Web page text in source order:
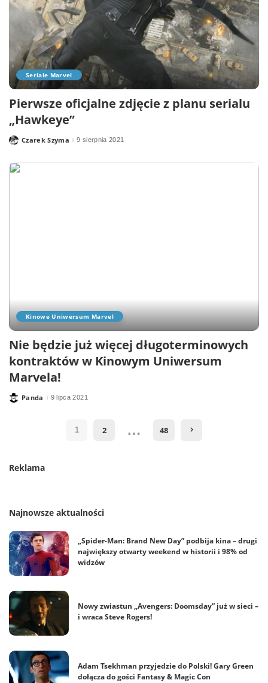
Seriale Marvel
Pierwsze oficjalne zdjęcie z planu serialu
„Hawkeye”
PostedCzarek Szyma 9 sierpnia 2021
Kinowe Uniwersum Marvel
Nie będzie już więcej długoterminowych
kontraktów w Kinowym Uniwersum
Marvela!
PostedPanda 9 lipca 2021
1 2 … 48
Reklama
Najnowsze aktualności
„Spider-Man: Brand New Day” podbija kina – drugi
największy otwarty weekend w historii i 98% od
widzów
Nowy zwiastun „Avengers: Doomsday” już w sieci –
i wraca Steve Rogers!
Adam Tsekhman przyjedzie do Polski! Gary Green
dołącza do gości Fantasy & Magic Con